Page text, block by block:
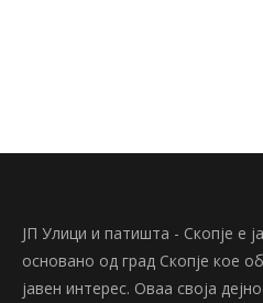
ЈП Улици и патишта - Скопје е
основано од град Скопје кое
јавен интерес. Оваа своја